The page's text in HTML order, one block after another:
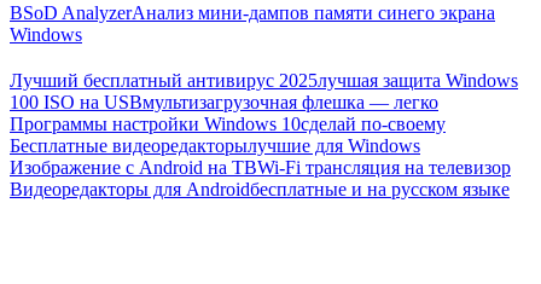
BSoD AnalyzerАнализ мини-дампов памяти синего экрана
Windows
Лучший бесплатный антивирус 2025лучшая защита Windows
100 ISO на USBмультизагрузочная флешка — легко
Программы настройки Windows 10сделай по-своему
Бесплатные видеоредакторылучшие для Windows
Изображение с Android на ТВWi-Fi трансляция на телевизор
Видеоредакторы для Androidбесплатные и на русском языке